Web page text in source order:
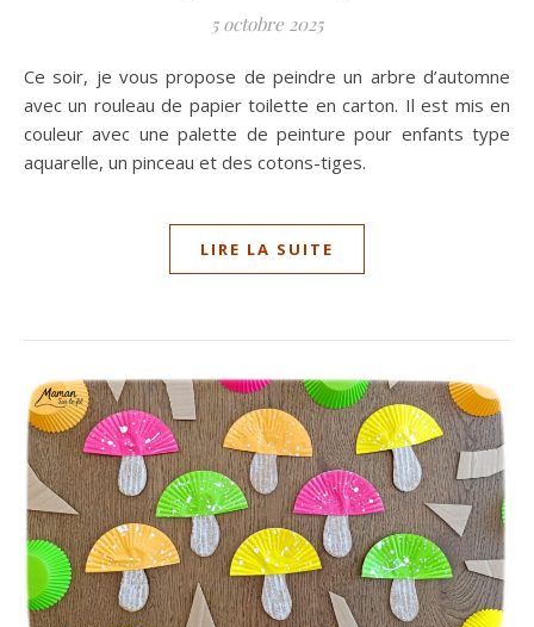
5 octobre 2025
Ce soir, je vous propose de peindre un arbre d’automne
avec un rouleau de papier toilette en carton. Il est mis en
couleur avec une palette de peinture pour enfants type
aquarelle, un pinceau et des cotons-tiges.
LIRE LA SUITE